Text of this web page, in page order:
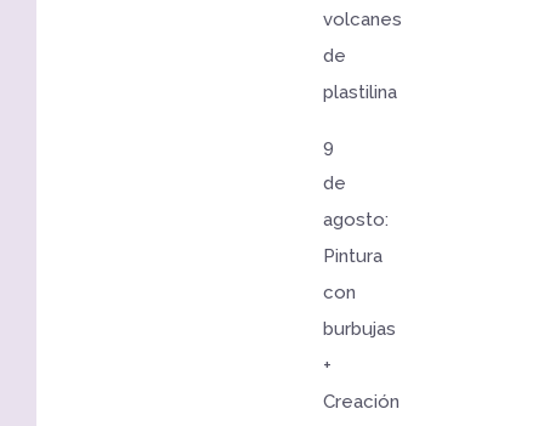
volcanes
de
plastilina
9
de
agosto:
Pintura
con
burbujas
+
Creación